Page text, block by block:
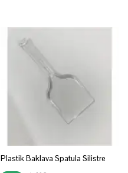
Plastik Baklava Spatula Silistre